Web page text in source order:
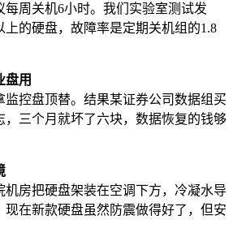
每周关机6小时。我们实验室测试发
的硬盘，故障率是定期关机组的1.8
盘用
监控盘顶替。结果某证券公司数据组买
，三个月就坏了六块，数据恢复的钱够
机房把硬盘架装在空调下方，冷凝水导
现在新款硬盘虽然防震做得好了，但安